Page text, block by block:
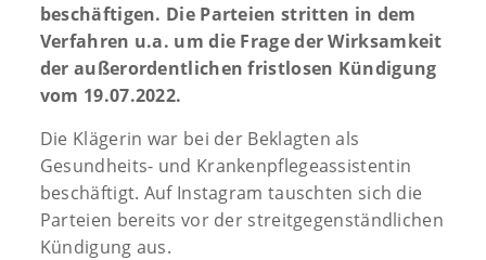
beschäftigen. Die Parteien stritten in dem
Verfahren u.a. um die Frage der Wirksamkeit
der außerordentlichen fristlosen Kündigung
vom 19.07.2022.
Die Klägerin war bei der Beklagten als
Gesundheits- und Krankenpflegeassistentin
beschäftigt. Auf Instagram tauschten sich die
Parteien bereits vor der streitgegenständlichen
Kündigung aus.